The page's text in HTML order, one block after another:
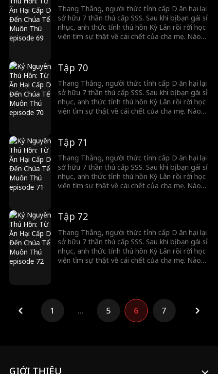
Thang Thắng, người thức tỉnh cấp D ăn hại lại
sở hữu 7 thần thú cấp SSS. Sau khi bị bạn gái sỉ
nhục, anh thức tỉnh thú hồn Kỳ Lân rồi rời học
viện tìm sự thật về cái chết của cha mẹ. Nào
đầu!
Tập 70
Thang Thắng, người thức tỉnh cấp D ăn hại lại
sở hữu 7 thần thú cấp SSS. Sau khi bị bạn gái sỉ
nhục, anh thức tỉnh thú hồn Kỳ Lân rồi rời học
viện tìm sự thật về cái chết của cha mẹ. Nào
đầu!
Tập 71
Thang Thắng, người thức tỉnh cấp D ăn hại lại
sở hữu 7 thần thú cấp SSS. Sau khi bị bạn gái sỉ
nhục, anh thức tỉnh thú hồn Kỳ Lân rồi rời học
viện tìm sự thật về cái chết của cha mẹ. Nào
đầu!
Tập 72
Thang Thắng, người thức tỉnh cấp D ăn hại lại
sở hữu 7 thần thú cấp SSS. Sau khi bị bạn gái sỉ
nhục, anh thức tỉnh thú hồn Kỳ Lân rồi rời học
viện tìm sự thật về cái chết của cha mẹ. Nào
1 ... 5 6 7
GIỚI THIỆU